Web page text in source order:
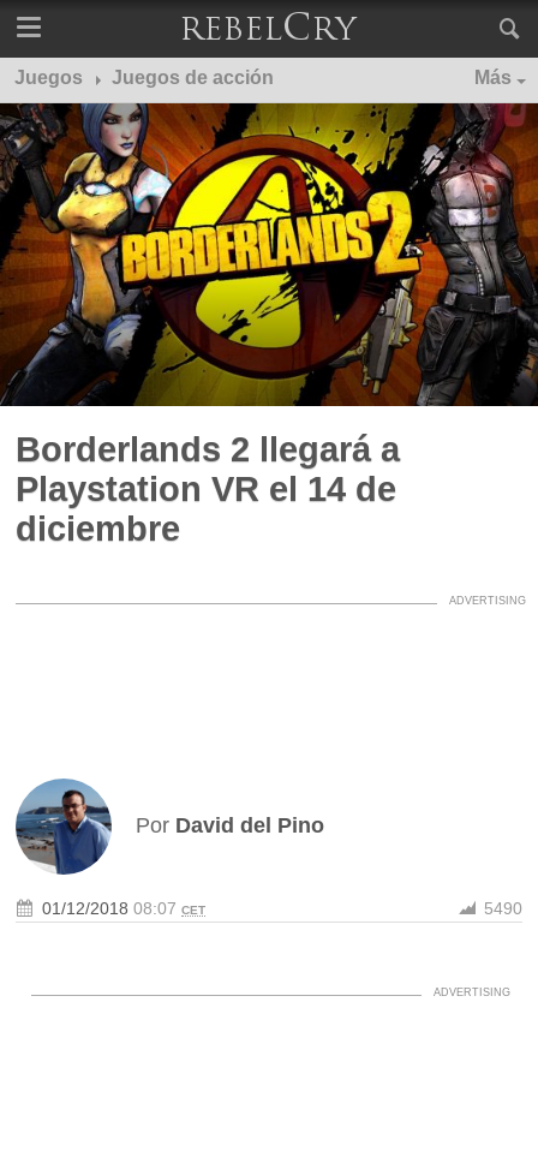
Juegos Juegos de acción Más
Borderlands 2 llegará a
Playstation VR el 14 de
diciembre
Por David del Pino
01/12/2018 08:07CET 5490